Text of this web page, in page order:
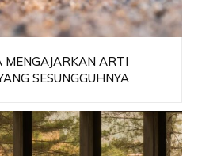
ARTI
SESUNGGUHNYA